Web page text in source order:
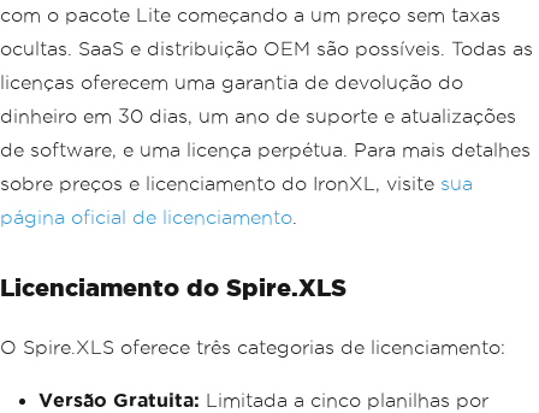
            usedRange
.AutoFitRows();
// Save the result file
            workbook
.SaveToFile ( "CSVTo
Excel.xlsx", ExcelVersion .Version201
3
}
com o pacote Lite começando a um preço sem taxas
ocultas. SaaS e distribuição OEM são possíveis. Todas as
licenças oferecem uma garantia de devolução do
dinheiro em 30 dias, um ano de suporte e atualizações
de software, e uma licença perpétua. Para mais detalhes
sobre preços e licenciamento do IronXL, visite sua
página oficial de licenciamento
Licenciamento do Spire.XLS
O Spire.XLS oferece três categorias de licenciamento:
Versão Gratuita: Limitada a cinco planilhas por